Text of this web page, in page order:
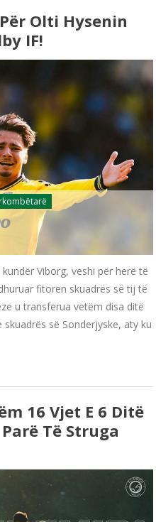
Olti Hysenin
IF!
Viborg, veshi për herë të
fitoren skuadrës së tij të
u transferua vetëm disa ditë
së Sonderjyske, aty ku
16 Vjet E 6 Ditë
Të Struga